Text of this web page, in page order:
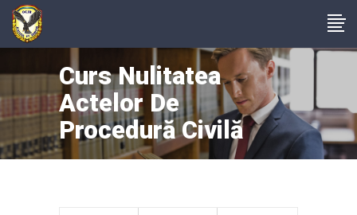
Curs Nulitatea
Actelor De
Procedură Civilă